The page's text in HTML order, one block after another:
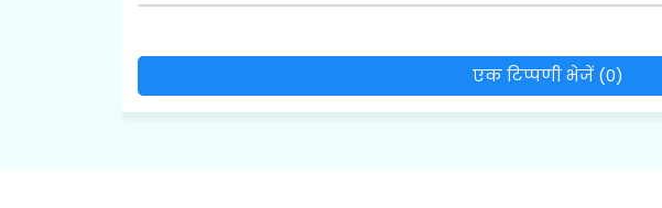
एक टिप्पणी भेजें (0)